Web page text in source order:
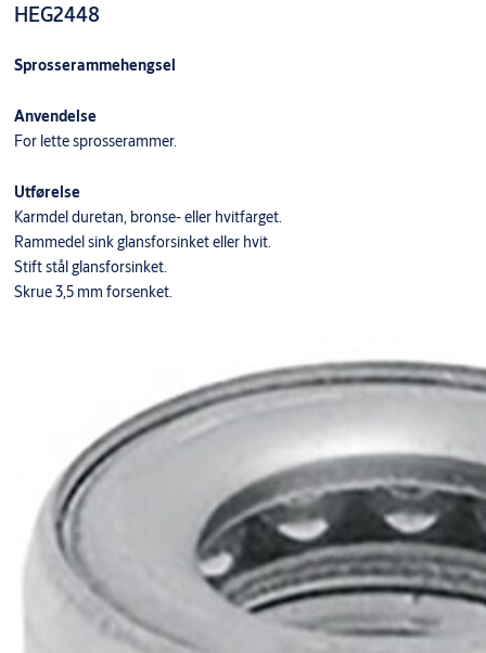
HEG2448
Sprosserammehengsel
Anvendelse
For lette sprosserammer.
Utførelse
Karmdel duretan, bronse- eller hvitfarget.
Rammedel sink glansforsinket eller hvit.
Stift stål glansforsinket.
Skrue 3,5 mm forsenket.